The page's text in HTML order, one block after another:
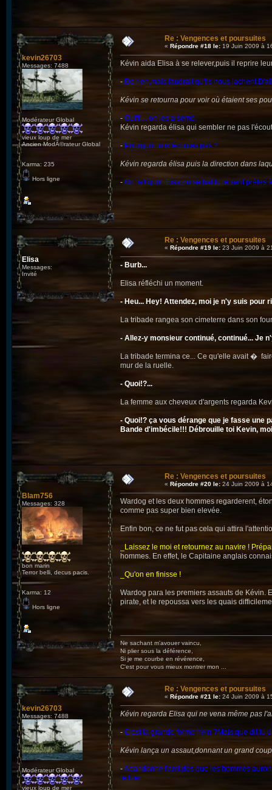
kevin26703
Messages: 7488
Modérateur Global
vieux loup de mer
Ancien ModÃ©rateur Global
Karma: 235
Hors ligne
Re : Vengences et poursuites
« Répondre #18 le: 19 Juin 2009 à
Kévin aida Elisa à se relever,puis il reprire
- De rien,mais faudrait qu'ils nous
Kévin se retourna pour voir où étaient ses
- Oufff.... on les a semé.
Kévin regarda élisa qui sembler ne pas
- Pourquoi tu m'écoutes pas ?
Kévin regarda élisa puis la direction dans
- On fait quoi Elisa,on se bat tu te sent prêtes
Elisa
Messages:
Invité
Re : Vengences et poursuites
« Répondre #19 le: 23 Juin 2009 à
- Burb...
Elisa réfléchi un moment.
- Heu... Hey! Attendez, moi je n'y suis pour
La tribade rangea son cimeterre dans son
- Allez-y monsieur continué, continué... Je
La tribade termina ce... Ce qu'elle avait �
mur de la ruelle.
- Quoi!?...
La femme aux cheveux d'argents regarda
- Quoi!? ça vous dérange que je fasse une
Bande d'imbécile!!! Débrouille toi Kevin,
Blam756
Messages: 328
bon marin
Terror belli, decus pacis.
Karma: 12
Hors ligne
Re : Vengences et poursuites
« Répondre #20 le: 24 Juin 2009 à
Wardog et les deux hommes regarderent,
comme pas super bien elevée.
Enfin bon, ce ne fut pas cela qui attira
_Laissez le moi et retournez au navire !
hommes. En effet, le Capitaine anglais
_Qu'on en finisse !
Wardog para les premiers assauts de Kévin.
pirate, et le repoussa vers les quais
Ne sachant m'avouer vaincu,
Ni plier sous la déférence,
Si je me courbe en révérence,
C'est pour vous mieux montrer mon ...
kevin26703
Messages: 7488
Modérateur Global
vieux loup de mer
Re : Vengences et poursuites
« Répondre #21 le: 24 Juin 2009 à
Kévin regarda Elisa qui ne vena même pas
- C'est la grande forme hein ?Mais que dit tu
Kévin lança un assaut,donnant un grand
-Abandonne l'ami,dès que les hommes
te tuer.